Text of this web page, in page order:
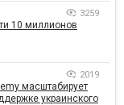
3259
10 миллионов
2019
масштабирует
украинского